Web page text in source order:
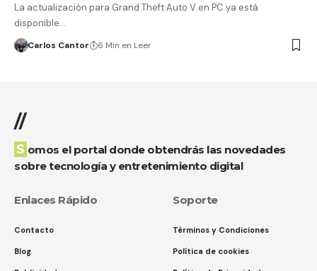
La actualización para Grand Theft Auto V en PC ya está
disponible…
Carlos Cantor 6 Min en Leer
//
Somos el portal donde obtendrás las novedades
sobre tecnología y entretenimiento digital
Enlaces Rápido
Contacto
Blog
Soporte
Términos y Condiciones
Política de cookies